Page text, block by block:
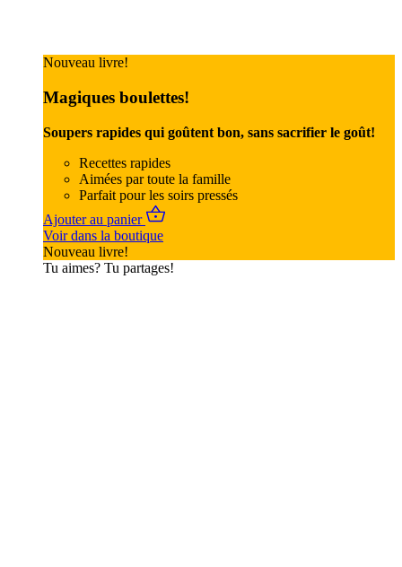
Nouveau livre!
Magiques boulettes!
Soupers rapides qui goûtent bon, sans sacrifier le goût!
Recettes rapides
Aimées par toute la famille
Parfait pour les soirs pressés
Ajouter au panier
Voir dans la boutique
Nouveau livre!
Tu aimes? Tu partages!